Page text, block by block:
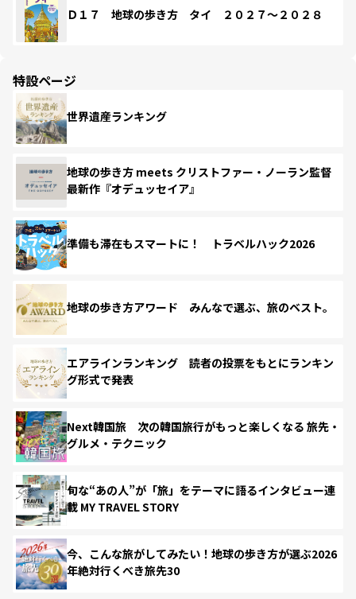
Ｄ１７ 地球の歩き方 タイ ２０２７～２０２８
特設ページ
世界遺産ランキング
地球の歩き方 meets クリストファー・ノーラン監督
最新作『オデュッセイア』
準備も滞在もスマートに！ トラベルハック2026
地球の歩き方アワード みんなで選ぶ、旅のベスト。
エアラインランキング 読者の投票をもとにランキン
グ形式で発表
Next韓国旅 次の韓国旅行がもっと楽しくなる 旅先・
グルメ・テクニック
旬な“あの人”が「旅」をテーマに語るインタビュー連
載 MY TRAVEL STORY
今、こんな旅がしてみたい！地球の歩き方が選ぶ2026
年絶対行くべき旅先30